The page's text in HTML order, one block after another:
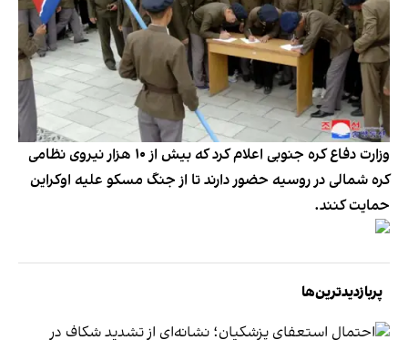
وزارت دفاع کره جنوبی اعلام کرد که بیش از ۱۰ هزار نیروی نظامی
کره شمالی در روسیه حضور دارند تا از جنگ مسکو علیه اوکراین
حمایت کنند.
پربازدیدترین‌ها